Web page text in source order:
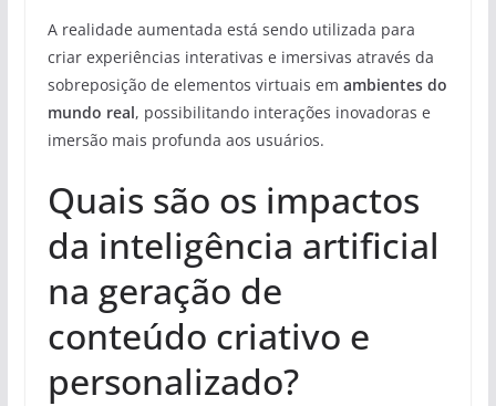
A realidade aumentada está sendo utilizada para
criar experiências interativas e imersivas através da
sobreposição de elementos virtuais em ambientes do
mundo real, possibilitando interações inovadoras e
imersão mais profunda aos usuários.
Quais são os impactos
da inteligência artificial
na geração de
conteúdo criativo e
personalizado?